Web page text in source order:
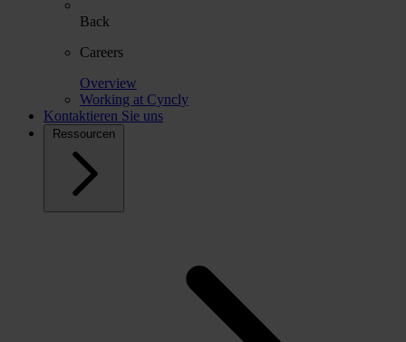
Back
Careers
Overview
Working at Cyncly
Kontaktieren Sie uns
Ressourcen